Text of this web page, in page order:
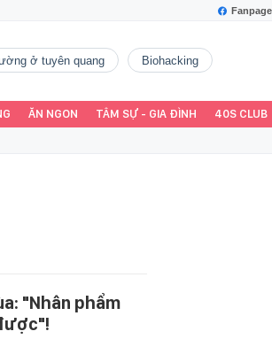
ở tuyên quang Biohacking
ĂN NGON TÂM SỰ - GIA ĐÌNH 40S CLUB
"Nhân phẩm